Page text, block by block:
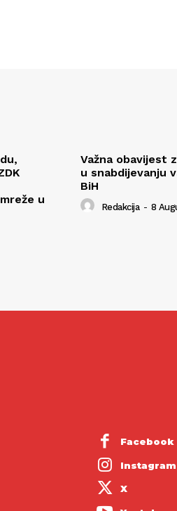
u
Važna obavijest
u snabdijevanju
BiH
Redakcija - 8
Facebook
Instagram
X